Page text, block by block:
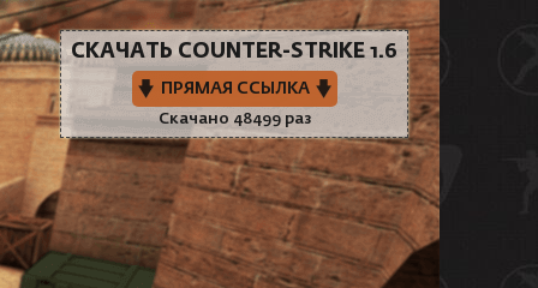
СКАЧАТЬ COUNTER-STRIKE 1.6
ПРЯМАЯ ССЫЛКА
Скачано 48499 раз